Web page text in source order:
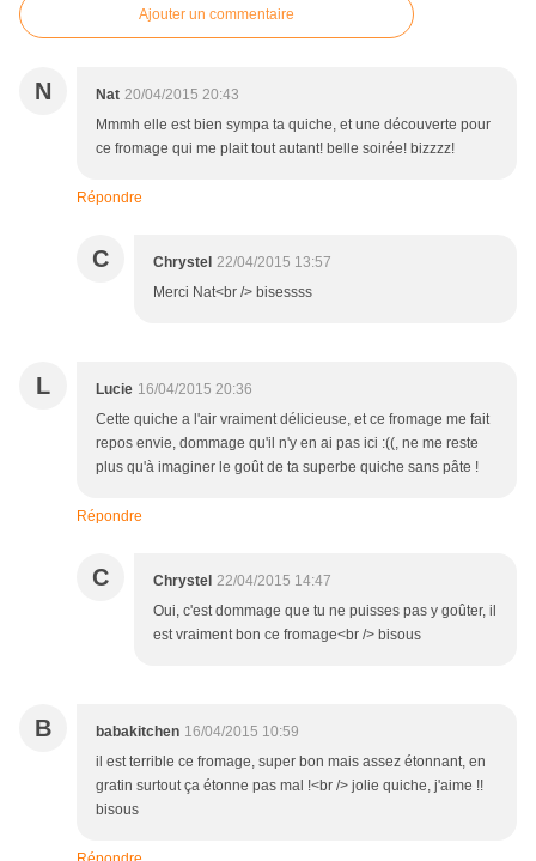
Ajouter un commentaire
N Nat 20/04/2015 20:43
Mmmh elle est bien sympa ta quiche, et une découverte pour
ce fromage qui me plait tout autant! belle soirée! bizzzz!
Répondre
C Chrystel 22/04/2015 13:57
Merci Nat<br /> bisessss
L Lucie 16/04/2015 20:36
Cette quiche a l'air vraiment délicieuse, et ce fromage me fait
repos envie, dommage qu'il n'y en ai pas ici :((, ne me reste
plus qu'à imaginer le goût de ta superbe quiche sans pâte !
Répondre
C Chrystel 22/04/2015 14:47
Oui, c'est dommage que tu ne puisses pas y goûter, il
est vraiment bon ce fromage<br /> bisous
B babakitchen 16/04/2015 10:59
il est terrible ce fromage, super bon mais assez étonnant, en
gratin surtout ça étonne pas mal !<br /> jolie quiche, j'aime !!
bisous